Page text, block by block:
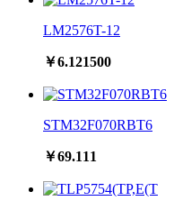
LM2576T-12
￥6.121500
STM32F070RBT6
￥69.111